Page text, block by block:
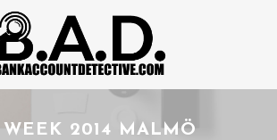
WEEK 2014 MALMÖ